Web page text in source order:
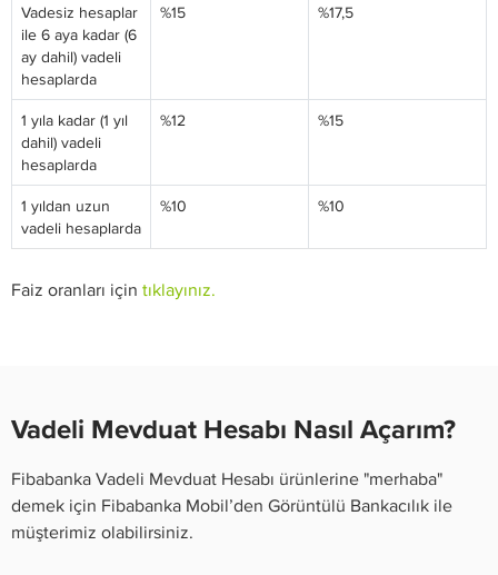
Vadesiz hesaplar
ile 6 aya kadar (6
ay dahil) vadeli
hesaplarda
%15 %17,5
1 yıla kadar (1 yıl
dahil) vadeli
hesaplarda
%12 %15
1 yıldan uzun
vadeli hesaplarda
%10 %10
Faiz oranları için tıklayınız.
Vadeli Mevduat Hesabı Nasıl Açarım?
Fibabanka Vadeli Mevduat Hesabı ürünlerine "merhaba"
demek için Fibabanka Mobil’den Görüntülü Bankacılık ile
müşterimiz olabilirsiniz.